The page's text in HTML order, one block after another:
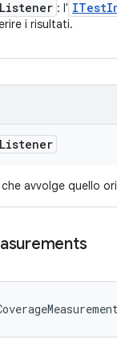
Listener : l' ITest
i risultati.
Listener
avvolge quello